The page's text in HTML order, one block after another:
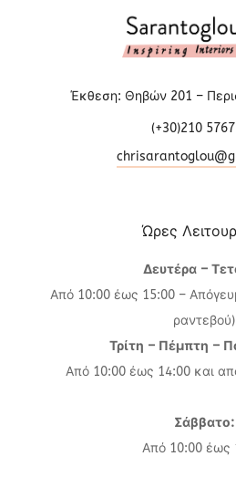
Έκθεση: Θηβών 201 –
(+30)210
Ώρες
Δευτέρα –
Από 10:00 έως 15:00 –
ραντεβού)
Τρίτη – Πέμπτη –
Από 10:00 έως 14:00 και
Σάββατο:
Από 10:00 έως